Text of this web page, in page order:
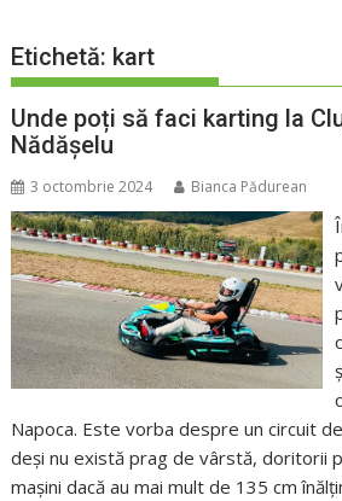
Etichetă: kart
Unde poți să faci karting la
Nădășelu
3 octombrie 2024 Bianca Pădurean
Napoca. Este vorba despre un circuit
deși nu există prag de vârstă, doritorii
mașini dacă au mai mult de 135 cm